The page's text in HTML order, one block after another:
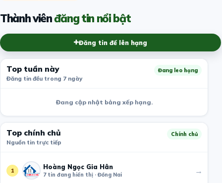
Thành viênđăng tin nổi bật
Đăng tin để lên hạng
Top tuần này
Đăng tin đều trong 7 ngày
Đang leo hạng
Đang cập nhật bảng xếp hạng.
Top chính chủ
Nguồn tin trực tiếp
Chính chủ
1 Hoàng Ngọc Gia Hân
7 tin đang hiển thị · Đồng Nai →